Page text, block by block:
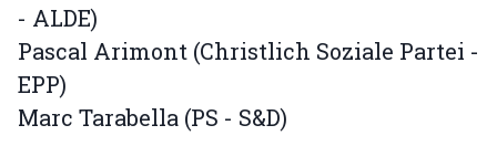
- ALDE)
Pascal Arimont (Christlich Soziale Partei -
EPP)
Marc Tarabella (PS - S&D)